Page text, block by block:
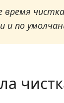
время
и по